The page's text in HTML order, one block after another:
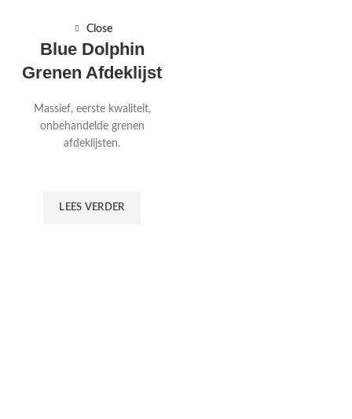
Close
Blue Dolphin
Grenen Afdeklijst
Massief, eerste kwaliteit,
onbehandelde grenen
afdeklijsten.
LEES VERDER